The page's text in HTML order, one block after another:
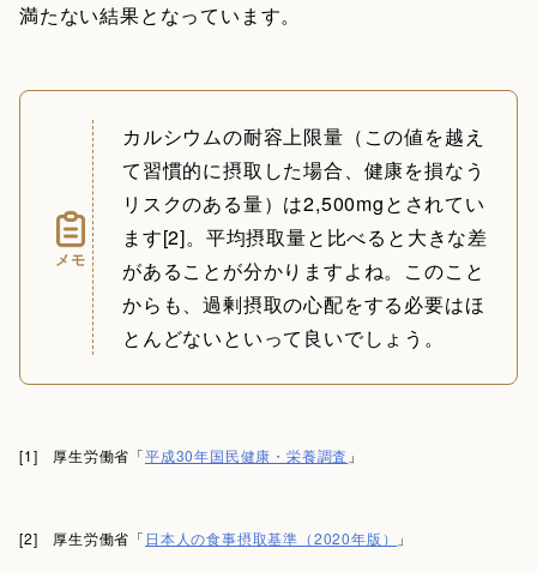
満たない結果となっています。
メモ
カルシウムの耐容上限量（この値を越え
て習慣的に摂取した場合、健康を損なう
リスクのある量）は2,500mgとされてい
ます[2]。平均摂取量と比べると大きな差
があることが分かりますよね。このこと
からも、過剰摂取の心配をする必要はほ
とんどないといって良いでしょう。
[1] 厚生労働省「平成30年国民健康・栄養調査 」
[2] 厚生労働省「 日本人の食事摂取基準（2020年版） 」